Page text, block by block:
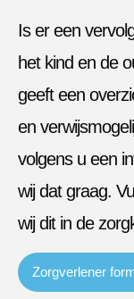
Is er een
het kind en de
geeft een
en
volgens u een
wij dat graag.
wij dit in de
Zorgverlener